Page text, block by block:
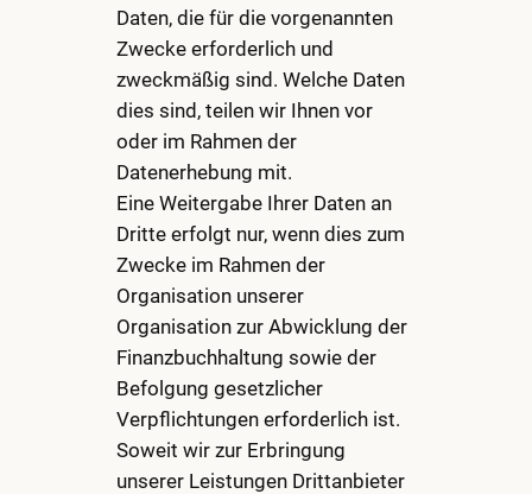
Daten, die für die vorgenannten
Zwecke erforderlich und
zweckmäßig sind. Welche Daten
dies sind, teilen wir Ihnen vor
oder im Rahmen der
Datenerhebung mit.
Eine Weitergabe Ihrer Daten an
Dritte erfolgt nur, wenn dies zum
Zwecke im Rahmen der
Organisation unserer
Organisation zur Abwicklung der
Finanzbuchhaltung sowie der
Befolgung gesetzlicher
Verpflichtungen erforderlich ist.
Soweit wir zur Erbringung
unserer Leistungen Drittanbieter